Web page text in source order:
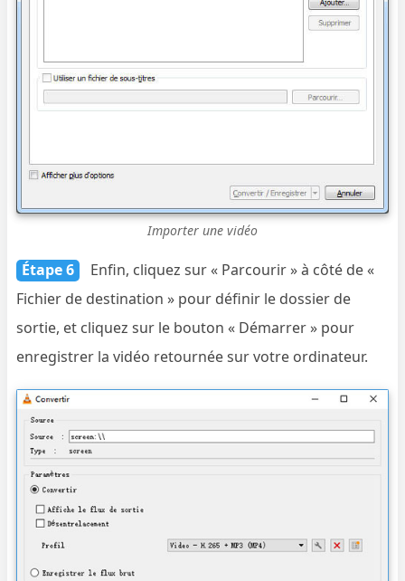
Importer une vidéo
Étape 6
Enfin, cliquez sur « Parcourir » à côté de «
Fichier de destination » pour définir le dossier de
sortie, et cliquez sur le bouton « Démarrer » pour
enregistrer la vidéo retournée sur votre ordinateur.